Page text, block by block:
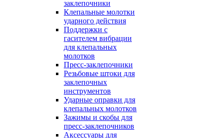
заклепочники
Клепальные молотки
ударного действия
Поддержки с
гасителем вибрации
для клепальных
молотков
Пресс-заклепочники
Резьбовые штоки для
заклепочных
инструментов
Ударные оправки для
клепальных молотков
Зажимы и скобы для
пресс-заклепочников
Аксессуары для